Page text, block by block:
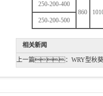
250-200-400
860
250-200-500
相关新闻
上一篇： WRY型秋